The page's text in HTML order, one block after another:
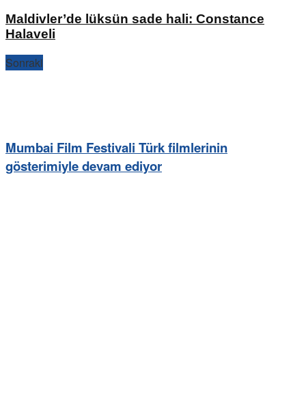
Maldivler’de lüksün sade hali: Constance
Halaveli
Sonraki
Mumbai Film Festivali Türk filmlerinin
gösterimiyle devam ediyor